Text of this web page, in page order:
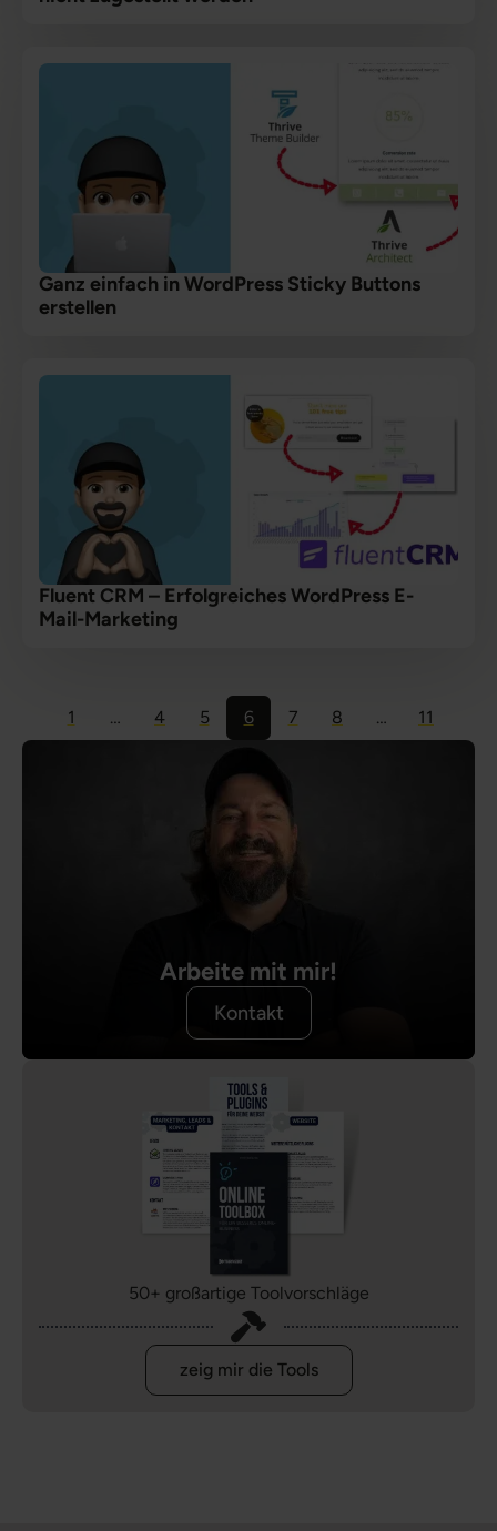
Ganz einfach in WordPress Sticky Buttons
erstellen
Fluent CRM – Erfolgreiches WordPress E-
Mail-Marketing
1 … 4 5 6 7 8 … 11
Arbeite mit mir!
Kontakt
50+ großartige Toolvorschläge
zeig mir die Tools